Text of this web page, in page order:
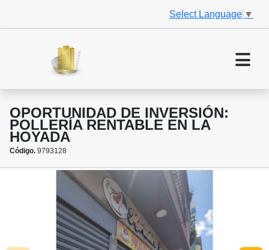
Select Language ▼
OPORTUNIDAD DE INVERSIÓN:
POLLERÍA RENTABLE EN LA
HOYADA
Código. 9793128